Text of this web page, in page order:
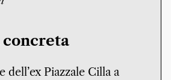
dell’ex Piazzale Cilla a